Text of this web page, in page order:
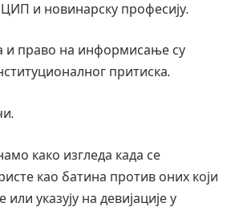
и новинарску професију.
и право на информисање су
притиска.
како изгледа када се
као батина против оних који
или указују на девијације у